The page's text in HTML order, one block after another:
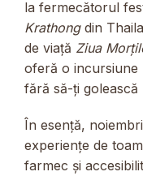
la fermecătorul
Krathongdin
de viață Ziua
oferă o
fără să-ți
În esență,
experiențe de
farmec și